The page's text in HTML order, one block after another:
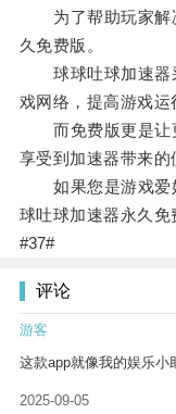
为了帮助玩家解
久免费版。
球球吐球加速器
戏网络，提高游戏运
而免费版更是让
享受到加速器带来的
如果您是游戏爱
球吐球加速器永久免
#37#
评论
游客
这款app就像我的娱乐小
2025-09-05